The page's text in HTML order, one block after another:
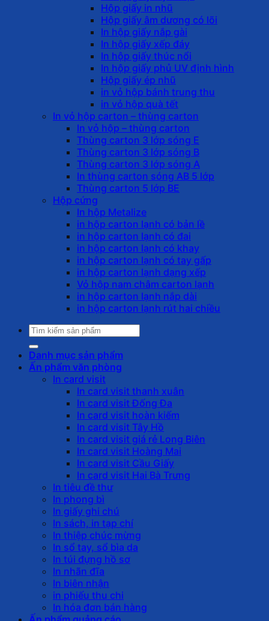
Hộp giấy in nhũ
Hộp giấy âm dương có lõi
In hộp giấy nắp gài
In hộp giấy xếp đáy
In hộp giấy thúc nổi
In hộp giấy phủ UV định hình
Hộp giấy ép nhũ
in vỏ hộp bánh trung thu
in vỏ hộp quà tết
In vỏ hộp carton – thùng carton
In vỏ hộp – thùng carton
Thùng carton 3 lớp sóng E
Thùng carton 3 lớp sóng B
Thùng carton 3 lớp sóng A
In thùng carton sóng AB 5 lớp
Thùng carton 5 lớp BE
Hộp cứng
In hộp Metalize
in hộp carton lạnh có bản lề
in hộp carton lạnh có đai
in hộp carton lạnh có khay
in hộp carton lạnh có tay gấp
in hộp carton lạnh dạng xếp
Vỏ hộp nam châm carton lạnh
in hộp carton lạnh nắp dài
in hộp carton lạnh rút hai chiều
Tìm
kiếm:
Danh mục sản phẩm
Ấn phẩm văn phòng
In card visit
In card visit thanh xuân
In card visit Đống Đa
In card visit hoàn kiếm
In card visit Tây Hồ
In card visit giá rẻ Long Biên
In card visit Hoàng Mai
In card visit Cầu Giấy
In card visit Hai Bà Trưng
In tiêu đề thư
In phong bì
In giấy ghi chú
In sách, in tạp chí
In thiệp chúc mừng
In sổ tay, sổ bìa da
In túi đựng hồ sơ
In nhãn đĩa
In biên nhận
in phiếu thu chi
In hóa đơn bán hàng